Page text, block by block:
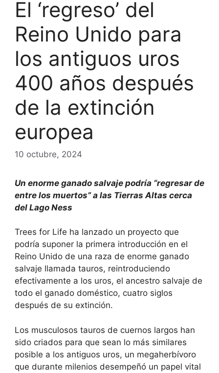
El ‘regreso’ del
Reino Unido para
los antiguos uros
400 años después
de la extinción
europea
10 octubre, 2024
Un enorme ganado salvaje podría “regresar de
entre los muertos” a las Tierras Altas cerca
del Lago Ness
Trees for Life ha lanzado un proyecto que
podría suponer la primera introducción en el
Reino Unido de una raza de enorme ganado
salvaje llamada tauros, reintroduciendo
efectivamente a los uros, el ancestro salvaje de
todo el ganado doméstico, cuatro siglos
después de su extinción.
Los musculosos tauros de cuernos largos han
sido criados para que sean lo más similares
posible a los antiguos uros, un megaherbívoro
que durante milenios desempeñó un papel vital